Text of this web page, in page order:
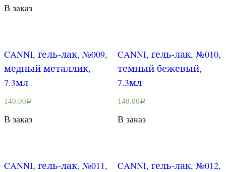
В заказ
CANNI, гель-лак, №009,
медный металлик,
7.3мл
140.00Р
В заказ
CANNI, гель-лак, №010,
темный бежевый,
7.3мл
140.00Р
В заказ
CANNI, гель-лак, №011,
CANNI, гель-лак, №012,